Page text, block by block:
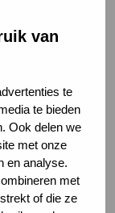
van
te
te bieden
Ook delen we
met onze
en analyse.
met
of die ze